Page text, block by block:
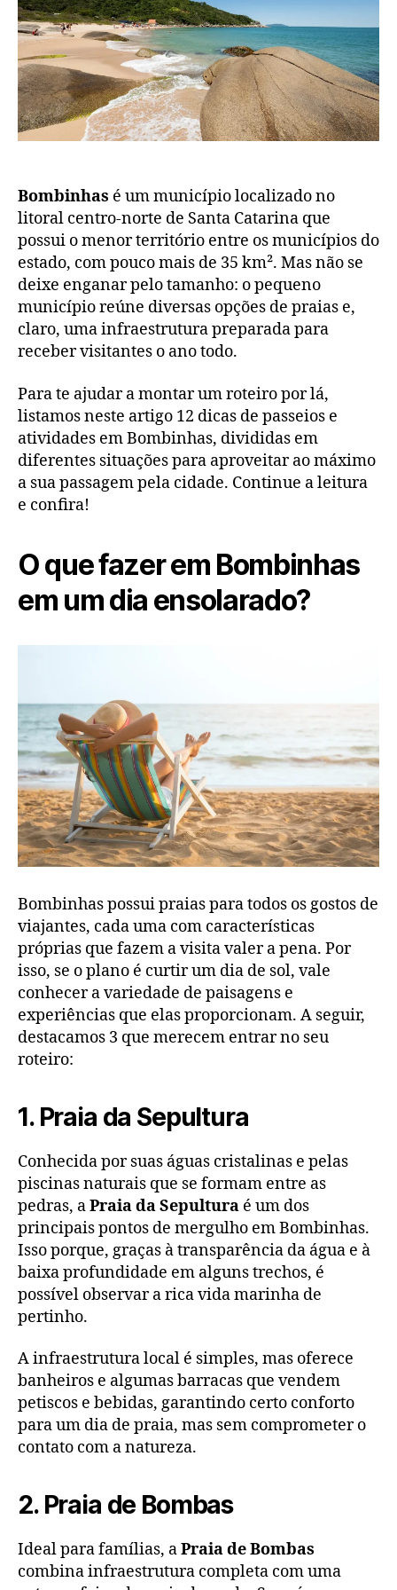
Bombinhas é um município localizado no
litoral centro-norte de Santa Catarina que
possui o menor território entre os municípios do
estado, com pouco mais de 35 km². Mas não se
deixe enganar pelo tamanho: o pequeno
município reúne diversas opções de praias e,
claro, uma infraestrutura preparada para
receber visitantes o ano todo.
Para te ajudar a montar um roteiro por lá,
listamos neste artigo 12 dicas de passeios e
atividades em Bombinhas, divididas em
diferentes situações para aproveitar ao máximo
a sua passagem pela cidade. Continue a leitura
e confira!
O que fazer em Bombinhas
em um dia ensolarado?
Bombinhas possui praias para todos os gostos de
viajantes, cada uma com características
próprias que fazem a visita valer a pena. Por
isso, se o plano é curtir um dia de sol, vale
conhecer a variedade de paisagens e
experiências que elas proporcionam. A seguir,
destacamos 3 que merecem entrar no seu
roteiro:
1. Praia da Sepultura
Conhecida por suas águas cristalinas e pelas
piscinas naturais que se formam entre as
pedras, aPraia da Sepultura é um dos
principais pontos de mergulho em Bombinhas.
Isso porque, graças à transparência da água e à
baixa profundidade em alguns trechos, é
possível observar a rica vida marinha de
pertinho.
A infraestrutura local é simples, mas oferece
banheiros e algumas barracas que vendem
petiscos e bebidas, garantindo certo conforto
para um dia de praia, mas sem comprometer o
contato com a natureza.
2. Praia de Bombas
Ideal para famílias, aPraia de Bombas
combina infraestrutura completa com uma